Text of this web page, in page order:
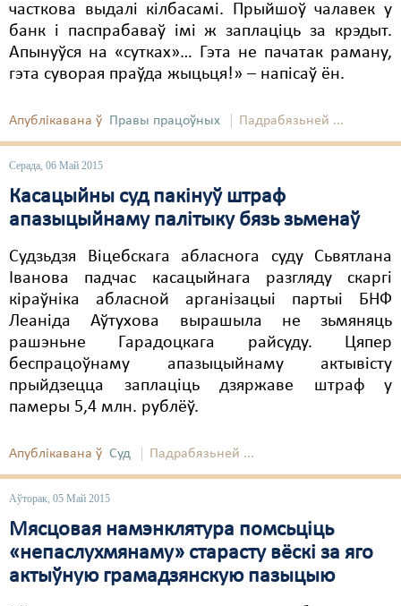
часткова выдалі кілбасамі. Прыйшоў чалавек у
банк і паспрабаваў імі ж заплаціць за крэдыт.
Апынуўся на «сутках»… Гэта не пачатак раману,
гэта суворая праўда жыцьця!» – напісаў ён.
Апублікавана ў Правы працоўных Падрабязьней ...
Серада, 06 Май 2015
Касацыйны суд пакінуў штраф
апазыцыйнаму палітыку бязь зьменаў
Судзьдзя Віцебскага абласнога суду Сьвятлана
Іванова падчас касацыйнага разгляду скаргі
кіраўніка абласной арганізацыі партыі БНФ
Леаніда Аўтухова вырашыла не зьмяняць
рашэньне Гарадоцкага райсуду. Цяпер
беспрацоўнаму апазыцыйнаму актывісту
прыйдзецца заплаціць дзяржаве штраф у
памеры 5,4 млн. рублёў.
Апублікавана ў Суд Падрабязьней ...
Аўторак, 05 Май 2015
Мясцовая намэнклятура помсьціць
«непаслухмянаму» старасту вёскі за яго
актыўную грамадзянскую пазыцыю
Свабода слова
Свабода сумленьня
Сьмяротнае пакараньне
Экалёгія
Правы працоўных